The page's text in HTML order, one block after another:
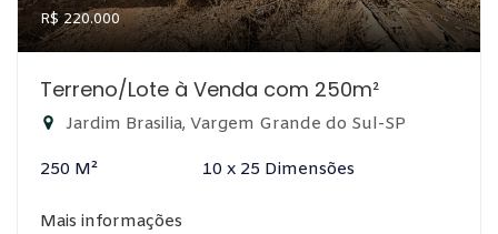
R$ 220.000
Terreno/Lote à Venda com 250m²
Jardim Brasilia, Vargem Grande do Sul-SP
250 M² 10 x 25 Dimensões
Mais informações